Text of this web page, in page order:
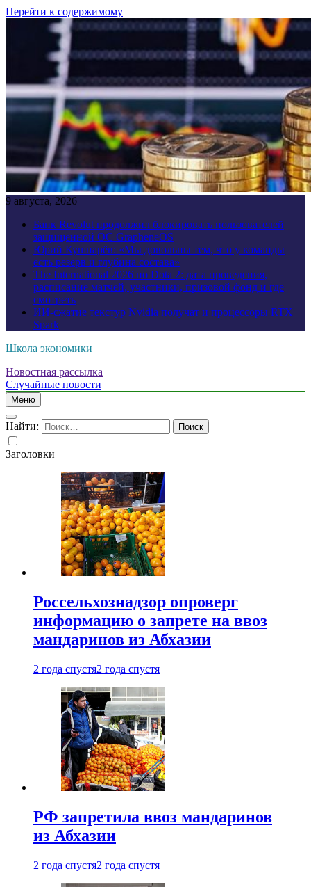
Перейти к содержимому
9 августа, 2026
Банк Revolut продолжил блокировать пользователей
защищенной ОС GrapheneOS
Юрий Кушнарёв: «Мы довольны тем, что у команды
есть резерв и глубина состава»
The International 2026 по Dota 2: дата проведения,
расписание матчей, участники, призовой фонд и где
смотреть
ИИ-сжатие текстур Nvidia получат и процессоры RTX
Spark
Школа экономики
Новостная рассылка
Случайные новости
Меню
Найти:
Заголовки
Россельхознадзор опроверг
информацию о запрете на ввоз
мандаринов из Абхазии
2 года спустя2 года спустя
РФ запретила ввоз мандаринов
из Абхазии
2 года спустя2 года спустя